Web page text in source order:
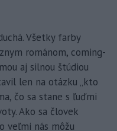
Všetky farby
románom, coming-
aj silnou štúdiou
len na otázku „kto
čo sa stane s ľuďmi
Ako sa človek
veľmi nás môžu